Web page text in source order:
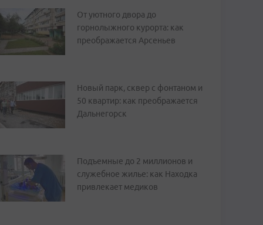
От уютного двора до
горнолыжного курорта: как
преображается Арсеньев
Новый парк, сквер с фонтаном и
50 квартир: как преображается
Дальнегорск
Подъемные до 2 миллионов и
служебное жилье: как Находка
привлекает медиков